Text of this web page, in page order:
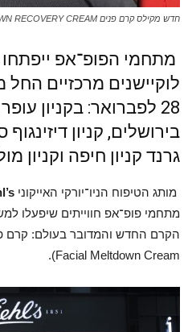
חדש מקילס קרם פנים ULTRA MELTDOWN RECOVERY CREAMצילום יחצ
מתחמי הפופ־אפ
28 לפברואר: בקניון
גרנד קניון חיפה וקניון
מותג הטיפוח הניו־יורקי האייקוני
מתחמי פופ־אפ חווייתים שיפעלו
Facial Meltdown Cream).